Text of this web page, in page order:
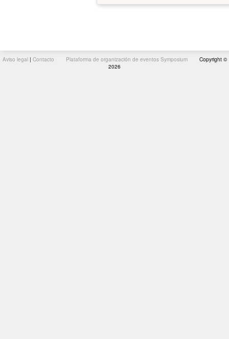
Aviso legal | Contacto Plataforma de organización de eventos Symposium
Copyright ©
2026